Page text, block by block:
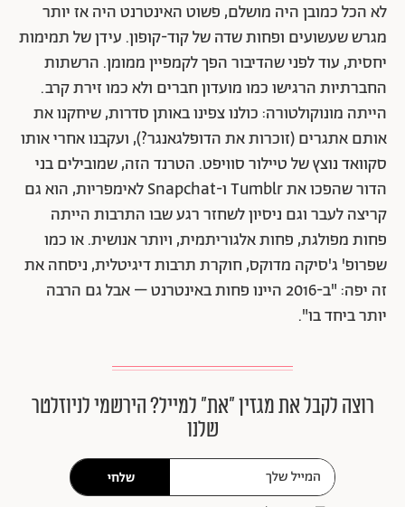
לא הכל כמובן היה מושלם, פשוט האינטרנט היה אז יותר
מגרש שעשועים ופחות שדה של קוד-קופון. עידן של תמימות
יחסית, עוד לפני שהדיבור הפך לקמפיין ממומן. הרשתות
החברתיות הרגישו כמו מועדון חברים ולא כמו זירת קרב.
הייתה מונוקולטורה: כולנו צפינו באותן סדרות, שיחקנו את
אותם אתגרים (זוכרות את הדופלגאנגר?), ועקבנו אחרי אותו
סקוואד נוצץ של טיילור סוויפט. הטרנד הזה, שמובילים בני
הדור שהפכו את Tumblr ו-Snapchat לאימפריות, הוא גם
קריצה לעבר וגם ניסיון לשחזר רגע שבו התרבות הייתה
פחות מפולגת, פחות אלגוריתמית, ויותר אנושית. או כמו
שפרופ' ג'סיקה מדוקס, חוקרת תרבות דיגיטלית, ניסחה את
זה יפה: "ב-2016 היינו פחות באינטרנט – אבל גם הרבה
יותר ביחד בו".
רוצה לקבל את מגזין ״את״ למייל? הירשמי לניוזלטר
שלנו
שלחי